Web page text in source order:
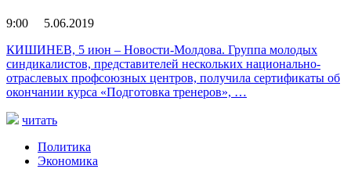
9:00 5.06.2019
КИШИНЕВ, 5 июн – Новости-Молдова. Группа молодых
синдикалистов, представителей нескольких национально-
отраслевых профсоюзных центров, получила сертификаты об
окончании курса «Подготовка тренеров», …
читать
Политика
Экономика